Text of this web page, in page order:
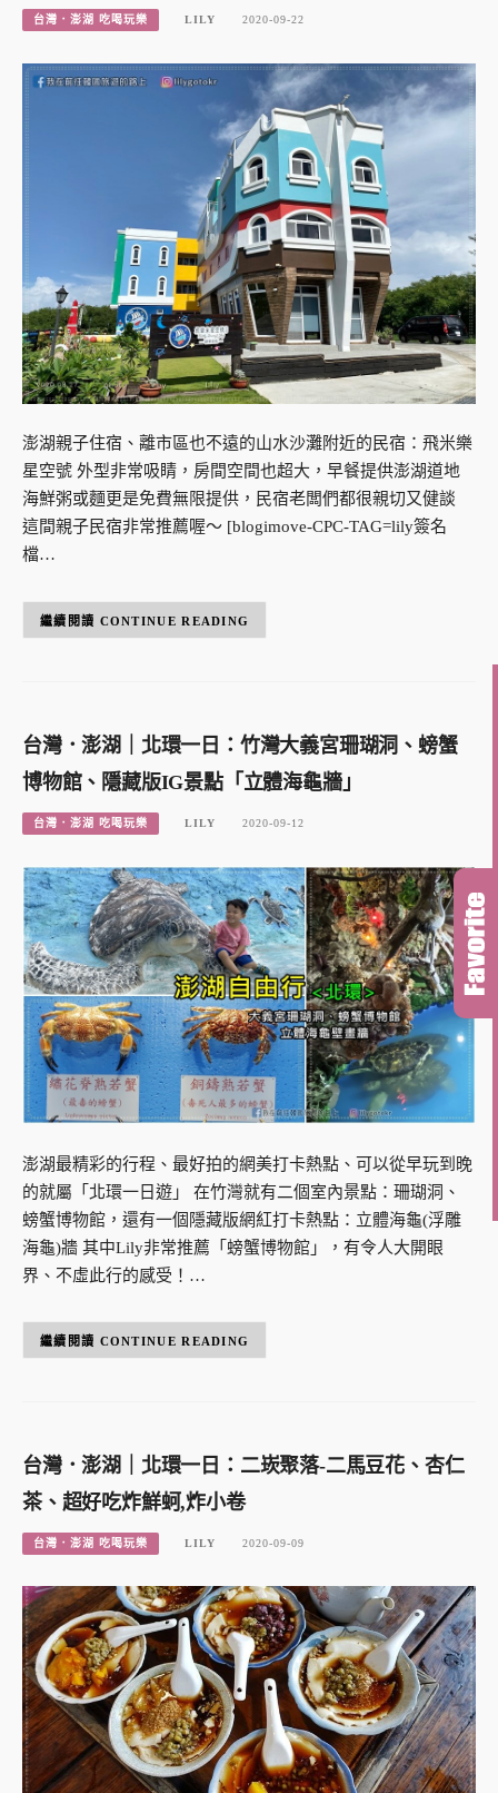
台灣．澎湖 吃喝玩樂 LILY 2020-09-22
澎湖親子住宿、離市區也不遠的山水沙灘附近的民宿：飛米樂
星空號 外型非常吸睛，房間空間也超大，早餐提供澎湖道地
海鮮粥或麵更是免費無限提供，民宿老闆們都很親切又健談
這間親子民宿非常推薦喔～ [blogimove-CPC-TAG=lily簽名
檔…
CONTINUE READING
台灣．澎湖｜北環一日：竹灣大義宮珊瑚洞、螃蟹
博物館、隱藏版IG景點「立體海龜牆」
台灣．澎湖 吃喝玩樂 LILY 2020-09-12
澎湖最精彩的行程、最好拍的網美打卡熱點、可以從早玩到晚
的就屬「北環一日遊」 在竹灣就有二個室內景點：珊瑚洞、
螃蟹博物館，還有一個隱藏版網紅打卡熱點：立體海龜(浮雕
海龜)牆 其中Lily非常推薦「螃蟹博物館」，有令人大開眼
界、不虛此行的感受！…
CONTINUE READING
台灣．澎湖｜北環一日：二崁聚落-二馬豆花、杏仁
茶、超好吃炸鮮蚵,炸小卷
台灣．澎湖 吃喝玩樂 LILY 2020-09-09